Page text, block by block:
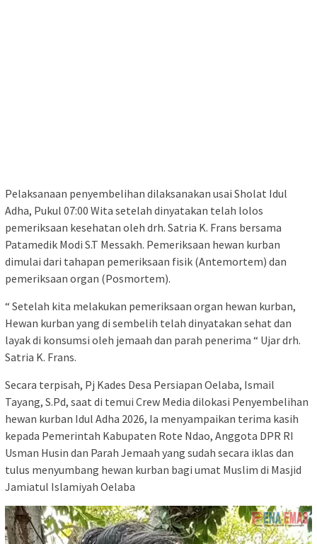
Pelaksanaan penyembelihan dilaksanakan usai Sholat Idul
Adha, Pukul 07:00 Wita setelah dinyatakan telah lolos
pemeriksaan kesehatan oleh drh. Satria K. Frans bersama
Patamedik Modi S.T Messakh. Pemeriksaan hewan kurban
dimulai dari tahapan pemeriksaan fisik (Antemortem) dan
pemeriksaan organ (Posmortem).
“ Setelah kita melakukan pemeriksaan organ hewan kurban,
Hewan kurban yang di sembelih telah dinyatakan sehat dan
layak di konsumsi oleh jemaah dan parah penerima “ Ujar drh.
Satria K. Frans.
Secara terpisah, Pj Kades Desa Persiapan Oelaba, Ismail
Tayang, S.Pd, saat di temui Crew Media dilokasi Penyembelihan
hewan kurban Idul Adha 2026, Ia menyampaikan terima kasih
kepada Pemerintah Kabupaten Rote Ndao, Anggota DPR RI
Usman Husin dan Parah Jemaah yang sudah secara iklas dan
tulus menyumbang hewan kurban bagi umat Muslim di Masjid
Jamiatul Islamiyah Oelaba